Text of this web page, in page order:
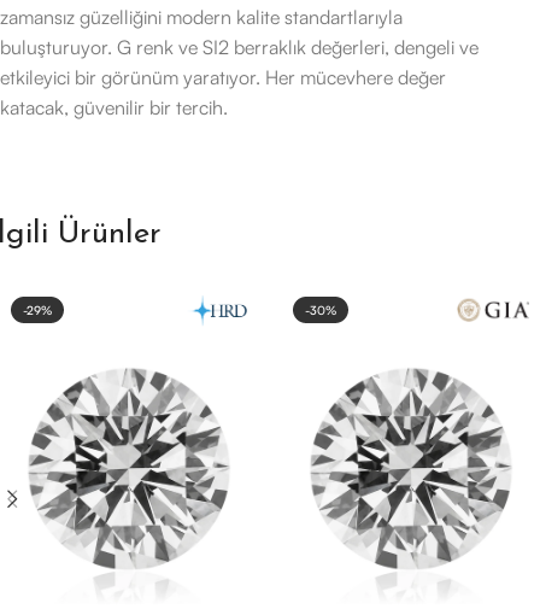
zamansız güzelliğini modern kalite standartlarıyla
buluşturuyor. G renk ve SI2 berraklık değerleri, dengeli ve
etkileyici bir görünüm yaratıyor. Her mücevhere değer
katacak, güvenilir bir tercih.
Ürünler
-29% -30%